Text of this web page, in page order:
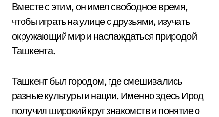
Вместе с этим, он имел свободное время,
чтобы играть на улице с друзьями, изучать
окружающий мир и наслаждаться природой
Ташкента.
Ташкент был городом, где смешивались
разные культуры и нации. Именно здесь Ирод
получил широкий круг знакомств и понятие о